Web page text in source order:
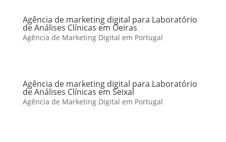
Agência de marketing digital para Laboratório
de Análises Clínicas em Oeiras
Agência de Marketing Digital em Portugal
Agência de marketing digital para Laboratório
de Análises Clínicas em Seixal
Agência de Marketing Digital em Portugal